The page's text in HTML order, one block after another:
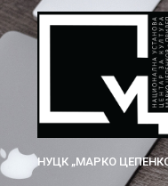
НУЦК „МАРКО